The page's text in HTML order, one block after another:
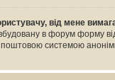
від мене
в форум форму
системою